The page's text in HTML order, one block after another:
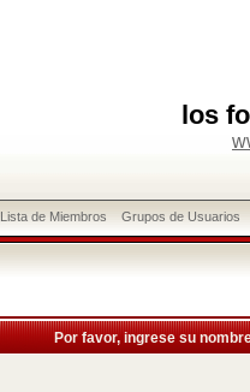
los
Lista de Miembros Grupos de Usuarios
Por favor, ingrese su